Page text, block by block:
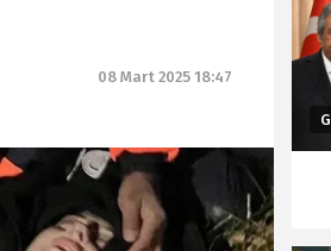
08 Mart 2025 18:47